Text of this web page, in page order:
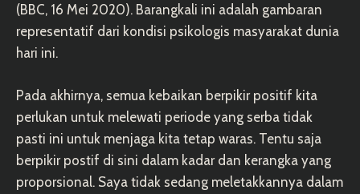
(BBC, 16 Mei 2020). Barangkali ini adalah gambaran
representatif dari kondisi psikologis masyarakat dunia
hari ini.
Pada akhirnya, semua kebaikan berpikir positif kita
perlukan untuk melewati periode yang serba tidak
pasti ini untuk menjaga kita tetap waras. Tentu saja
berpikir postif di sini dalam kadar dan kerangka yang
proporsional. Saya tidak sedang meletakkannya dalam